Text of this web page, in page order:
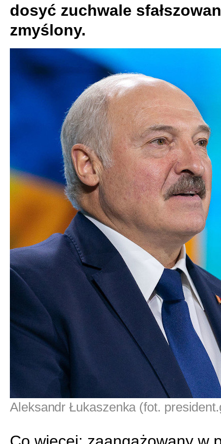
dosyć zuchwale
zmyślony.
Aleksandr Łukaszenka (fot.